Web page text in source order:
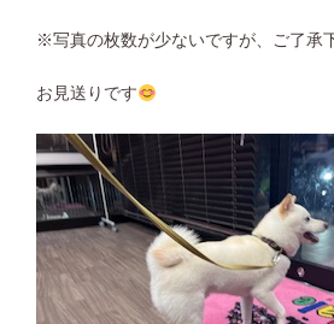
※写真の枚数が少ないですが、ご了承
お見送りです